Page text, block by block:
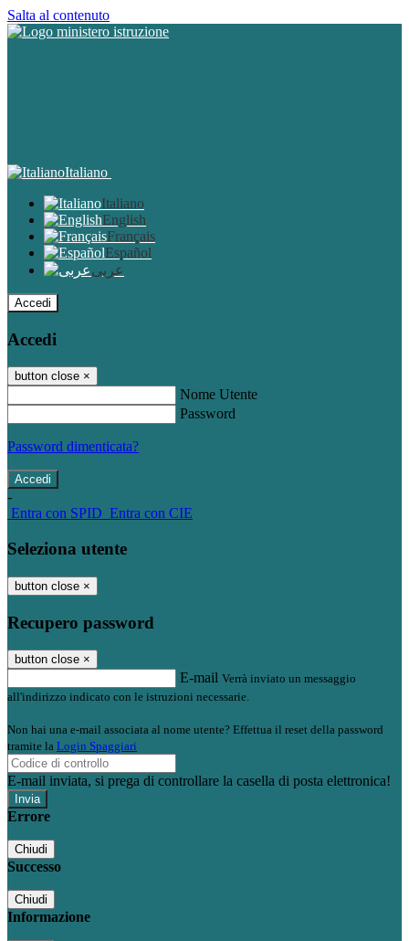
Salta al contenuto
Italiano
Italiano
English
Français
Español
عربى
Accedi
Accedi
button close ×
Nome Utente
Password
Password dimenticata?
-
Entra con SPID Entra con CIE
Seleziona utente
button close ×
Recupero password
button close ×
E-mail Verrà inviato un messaggio
all'indirizzo indicato con le istruzioni necessarie.
Non hai una e-mail associata al nome utente? Effettua il reset della password
tramite la Login Spaggiari
E-mail inviata, si prega di controllare la casella di posta elettronica!
Errore
Chiudi
Successo
Chiudi
Informazione